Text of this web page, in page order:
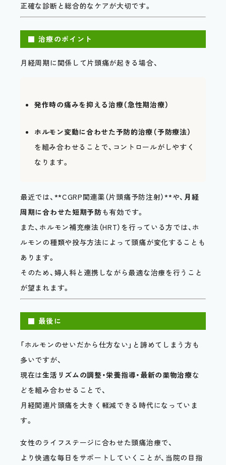
正確な診断と総合的なケアが大切です。
■ 治療のポイント
月経周期に関係して片頭痛が起きる場合、
発作時の痛みを抑える治療（急性期治療）
ホルモン変動に合わせた予防的治療（予防療法）
を組み合わせることで、コントロールがしやすく
なります。
最近では、**CGRP関連薬（片頭痛予防注射）**や、 月経
周期に合わせた短期予防も有効です。
また、ホルモン補充療法（HRT）を行っている方では、ホ
ルモンの種類や投与方法によって頭痛が変化することも
あります。
そのため、婦人科と連携しながら最適な治療を行うこと
が望まれます。
■ 最後に
「ホルモンのせいだから仕方ない」と諦めてしまう方も
多いですが、
現在は生活リズムの調整・栄養指導・最新の薬物治療な
どを組み合わせることで、
月経関連片頭痛を大きく軽減できる時代になっていま
す。
女性のライフステージに合わせた頭痛治療で、
より快適な毎日をサポートしていくことが、当院の目指